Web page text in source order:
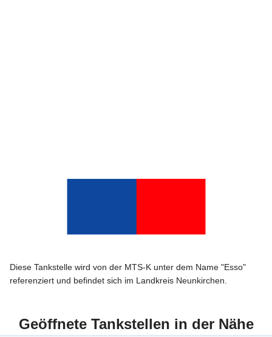
Diese Tankstelle wird von der MTS-K unter dem Name "Esso"
referenziert und befindet sich im Landkreis Neunkirchen.
Geöffnete Tankstellen in der Nähe